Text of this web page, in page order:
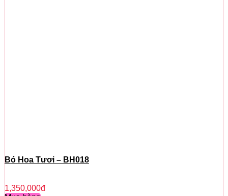
Bó Hoa Tươi – BH018
1,350,000đ